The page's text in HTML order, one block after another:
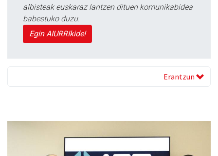
albisteak euskaraz lantzen dituen komunikabidea
babestuko duzu.
Egin AIURRIkide!
Erantzun